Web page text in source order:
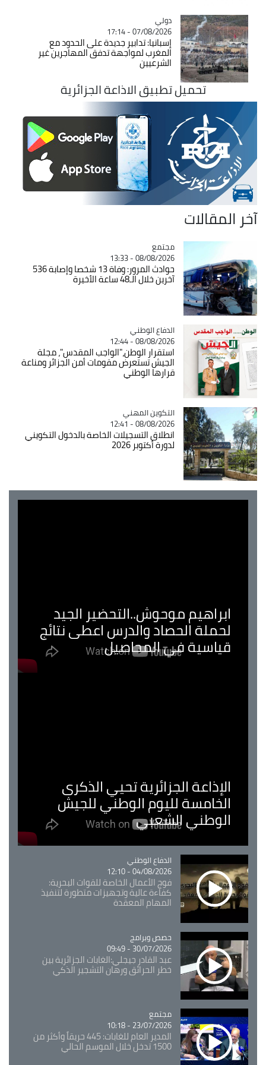
Catégorie
دولي
07/08/2026 - 17:14
إسبانيا: تدابير جديدة على الحدود مع
المغرب لمواجهة تدفق المهاجرين غير
الشرعيين
تحميل تطبيق الاذاعة الجزائرية
آخر المقالات
Catégorie
مجتمع
08/08/2026 - 13:33
حوادث المرور: وفاة 13 شخصا وإصابة 536
آخرين خلال الـ48 ساعة الأخيرة
Catégorie
الدفاع الوطني
08/08/2026 - 12:44
استقرار الوطن،"الواجب المقدس"، مجلة
الجيش تستعرض مقومات أمن الجزائر ومناعة
قرارها الوطني
Catégorie
التكوين المهني
08/08/2026 - 12:41
انطلاق التسجيلات الخاصة بالدخول التكويني
لدورة أكتوبر 2026
ابراهيم موحوش..التحضير الجيد
لحملة الحصاد والدرس اعطى نتائج
قياسية في المحاصيل
الإذاعة الجزائرية تحيي الذكرى
الخامسة لليوم الوطني للجيش
الوطني الشعبي
Catégorie
الدفاع الوطني
04/08/2026 - 12:10
فوج الأعمال الخاصة للقوات البحرية:
كفاءة عالية وتجهيزات متطورة لتنفيذ
المهام المعقدة
Catégorie
حصص وبرامج
30/07/2026 - 09:49
عبد القادر جيجلي:الغابات الجزائرية بين
خطر الحرائق ورهان التشجير الذكي
Catégorie
مجتمع
23/07/2026 - 10:18
المدير العام للغابات: 445 حريقاً وأكثر من
1500 تدخل خلال الموسم الحالي